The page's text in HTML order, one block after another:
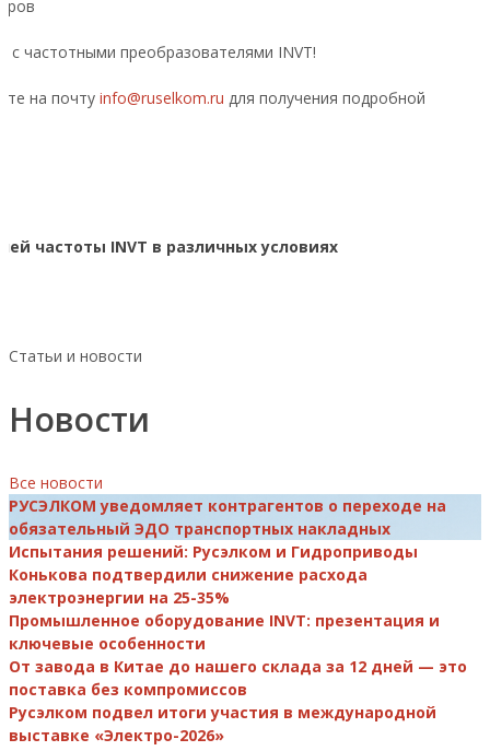
частотными преобразователями INVT!
на почту info@ruselkom.ru для получения подробной
частоты INVT в различных условиях
Статьи и новости
Новости
Все новости
РУСЭЛКОМ уведомляет контрагентов о переходе на
обязательный ЭДО транспортных накладных
Испытания решений: Русэлком и Гидроприводы
Конькова подтвердили снижение расхода
электроэнергии на 25-35%
Промышленное оборудование INVT: презентация и
ключевые особенности
От завода в Китае до нашего склада за 12 дней — это
поставка без компромиссов
Русэлком подвел итоги участия в международной
выставке «Электро-2026»